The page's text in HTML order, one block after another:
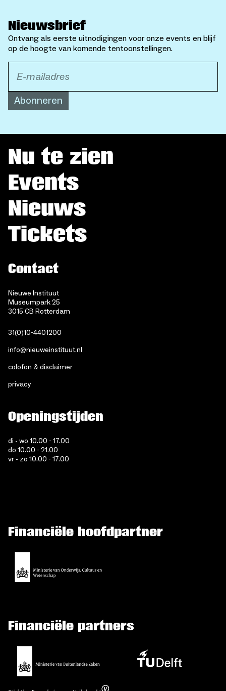
Nieuwsbrief
Ontvang als eerste uitnodigingen voor onze events en blijf
op de hoogte van komende tentoonstellingen.
Abonneren
Nu te zien
Events
Nieuws
Tickets
Contact
Nieuwe Instituut
Museumpark 25
3015 CB Rotterdam
31(0)10-4401200
info@nieuweinstituut.nl
colofon & disclaimer
privacy
Openingstijden
di - wo 10.00 - 17.00
do 10.00 - 21.00
vr - zo 10.00 - 17.00
Financiële hoofdpartner
Financiële partners